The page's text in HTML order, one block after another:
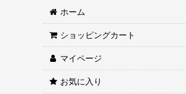
ホーム
ショッピングカート
マイページ
お気に入り